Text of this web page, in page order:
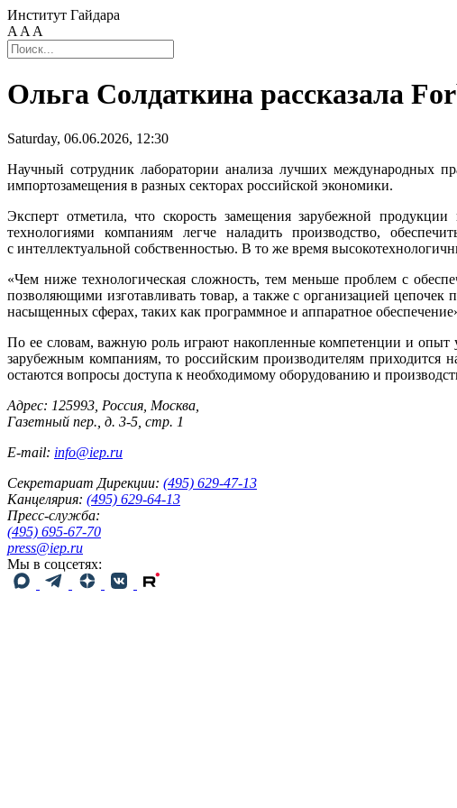
Институт Гайдара
A A A
Ольга Солдаткина рассказала
Saturday, 06.06.2026, 12:30
Научный сотрудник лаборатории анализа лучших международных
импортозамещения в разных секторах российской экономики.
Эксперт отметила, что скорость замещения зарубежной
технологиями компаниям легче наладить производство,
с интеллектуальной собственностью. В то же время
«Чем ниже технологическая сложность, тем меньше проблем с
позволяющими изготавливать товар, а также с организацией
насыщенных сферах, таких как программное и аппаратное
По ее словам, важную роль играют накопленные компетенции и опыт
зарубежным компаниям, то российским производителям приходится
остаются вопросы доступа к необходимому оборудованию и
Адрес: 125993, Россия, Москва,
Газетный пер., д. 3-5, стр. 1
E-mail: info@iep.ru
Секретариат Дирекции: (495) 629-47-13
Канцелярия: (495) 629-64-13
Пресс-служба:
(495) 695-67-70
press@iep.ru
Мы в соцсетях: